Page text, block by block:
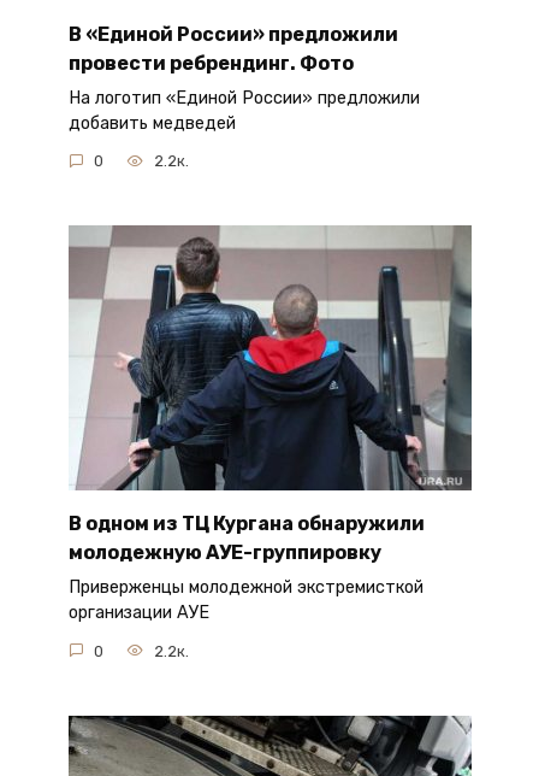
В «Единой России» предложили
провести ребрендинг. Фото
На логотип «Единой России» предложили
добавить медведей
0 2.2к.
В одном из ТЦ Кургана обнаружили
молодежную АУЕ-группировку
Приверженцы молодежной экстремисткой
организации АУЕ
0 2.2к.